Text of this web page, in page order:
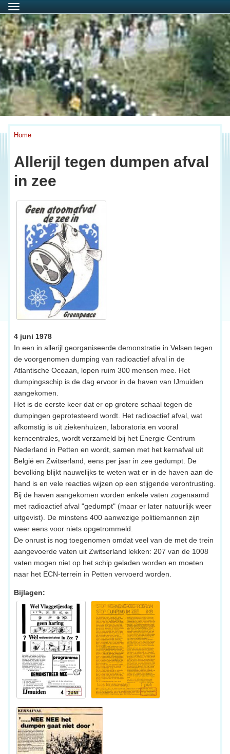
Menu
Home
Allerijl tegen dumpen afval
in zee
4 juni 1978
In een in allerijl georganiseerde demonstratie in Velsen tegen
de voorgenomen dumping van radioactief afval in de
Atlantische Oceaan, lopen ruim 300 mensen mee. Het
dumpingsschip is de dag ervoor in de haven van IJmuiden
aangekomen.
Het is de eerste keer dat er op grotere schaal tegen de
dumpingen geprotesteerd wordt. Het radioactief afval, wat
afkomstig is uit ziekenhuizen, laboratoria en vooral
kerncentrales, wordt verzameld bij het Energie Centrum
Nederland in Petten en wordt, samen met het kernafval uit
België en Zwitserland, eens per jaar in zee gedumpt. De
bevolking blijkt nauwelijks te weten wat er in de haven aan de
hand is en vele reacties wijzen op een stijgende verontrusting.
Bij de haven aangekomen worden enkele vaten zogenaamd
met radioactief afval "gedumpt" (maar er later natuurlijk weer
uitgevist). De minstens 400 aanwezige politiemannen zijn
weer eens voor niets opgetrommeld.
De onrust is nog toegenomen omdat veel van de met de trein
aangevoerde vaten uit Zwitserland lekken: 207 van de 1008
vaten mogen niet op het schip geladen worden en moeten
naar het ECN-terrein in Petten vervoerd worden.
Bijlagen: